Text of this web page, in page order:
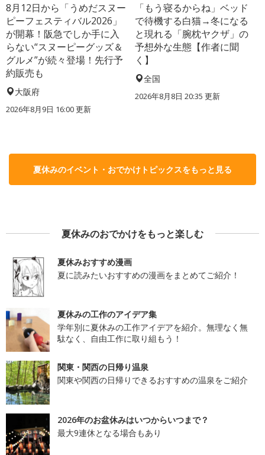
8月12日から「うめだスヌー
ピーフェスティバル2026」
が開幕！阪急でしか手に入
らない“スヌーピーグッズ＆
グルメ”が続々登場！先行予
約販売も
大阪府
2026年8月9日 16:00更新
「もう寝るからね」ベッド
で待機する白猫→冬になる
と現れる「腕枕ヤクザ」の
予想外な生態【作者に聞
く】
全国
2026年8月8日 20:35 更新
夏休みのイベント・おでかけトピックスをもっと見る
夏休みのおでかけをもっと楽しむ
夏休みおすすめ漫画
夏に読みたいおすすめの漫画をまとめてご紹介！
夏休みの工作のアイデア集
学年別に夏休みの工作アイデアを紹介。無理なく無
駄なく、自由工作に取り組もう！
関東・関西の日帰り温泉
関東や関西の日帰りできるおすすめの温泉をご紹介
2026年のお盆休みはいつからいつまで？
最大9連休となる場合もあり